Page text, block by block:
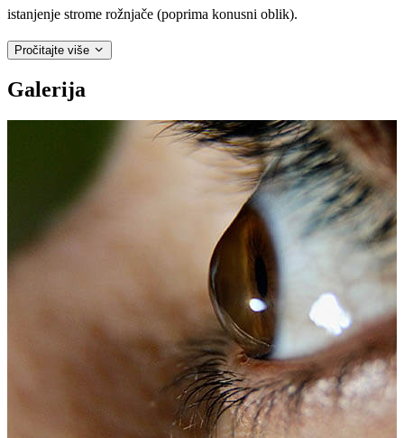
istanjenje strome rožnjače (poprima konusni oblik).
Pročitajte više
Galerija